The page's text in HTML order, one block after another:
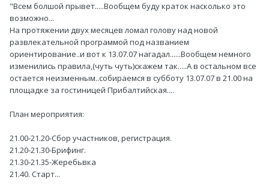
"Всем болшой прывет.....Вообщем буду краток насколько это
возможно...
На протяжении двух месяцев ломал голову над новой
развлекательной программой под названием
ориентирование..и вот к 13.07.07 нагадал......Вообщем немного
изменились правила,(чуть чуть)скажем так.....А в остальном все
остается неизменным..собираемся в субботу 13.07.07 в 21.00 на
площадке за гостиницей Прибалтийская....
План мероприятия:
21.00-21.20-Сбор участников, регистрация.
21.20-21.30-Брифинг.
21.30-21.35-Жеребьвка
21.40. Старт...